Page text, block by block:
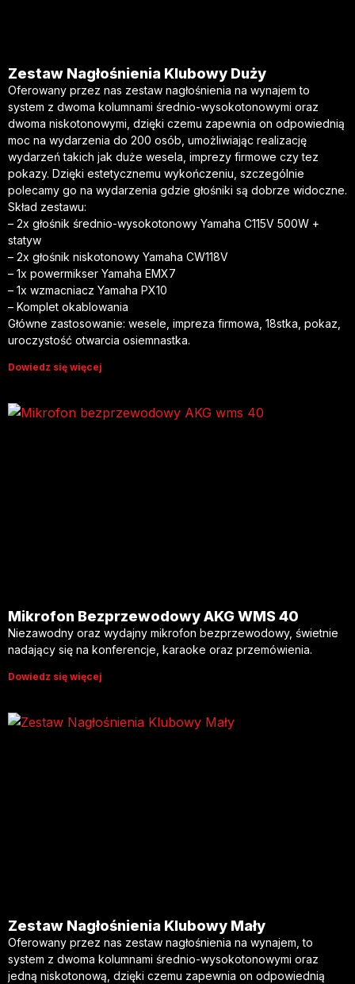
Zestaw Nagłośnienia Klubowy Duży
Oferowany przez nas zestaw nagłośnienia na wynajem to
system z dwoma kolumnami średnio-wysokotonowymi oraz
dwoma niskotonowymi, dzięki czemu zapewnia on odpowiednią
moc na wydarzenia do 200 osób, umożliwiając realizację
wydarzeń takich jak duże wesela, imprezy firmowe czy tez
pokazy. Dzięki estetycznemu wykończeniu, szczególnie
polecamy go na wydarzenia gdzie głośniki są dobrze widoczne.
Skład zestawu:
– 2x głośnik średnio-wysokotonowy Yamaha C115V 500W +
statyw
– 2x głośnik niskotonowy Yamaha CW118V
– 1x powermikser Yamaha EMX7
– 1x wzmacniacz Yamaha PX10
– Komplet okablowania
Główne zastosowanie: wesele, impreza firmowa, 18stka, pokaz,
uroczystość otwarcia osiemnastka.
Dowiedz się więcej
Mikrofon Bezprzewodowy AKG WMS 40
Niezawodny oraz wydajny mikrofon bezprzewodowy, świetnie
nadający się na konferencje, karaoke oraz przemówienia.
Dowiedz się więcej
Zestaw Nagłośnienia Klubowy Mały
Oferowany przez nas zestaw nagłośnienia na wynajem, to
system z dwoma kolumnami średnio-wysokotonowymi oraz
jedną niskotonową, dzięki czemu zapewnia on odpowiednią